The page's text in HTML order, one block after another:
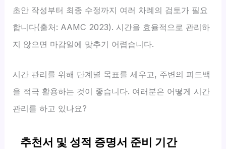
초안 작성부터 최종 수정까지 여러 차례의 검토가 필요
합니다(출처: AAMC 2023). 시간을 효율적으로 관리하
지 않으면 마감일에 맞추기 어렵습니다.
시간 관리를 위해 단계별 목표를 세우고, 주변의 피드백
을 적극 활용하는 것이 좋습니다. 여러분은 어떻게 시간
관리를 하고 있나요?
추천서 및 성적 증명서 준비 기간